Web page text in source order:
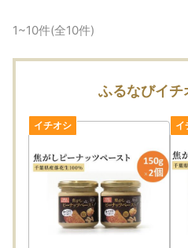
1~10件(全10件)
ふるなびイチ